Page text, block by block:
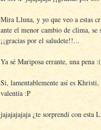
Mira Lluna, y yo que veo a estas
ante el menor cambio de clima, se
¡¡gracias por el saludete!!...
Ya sé Mariposa errante, una pena
Si, lamentablemente así es
valentía :P
jajajajajaja ¿te sorprendí con esta